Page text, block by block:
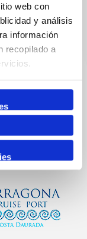
web con
y análisis
información
recopilado a